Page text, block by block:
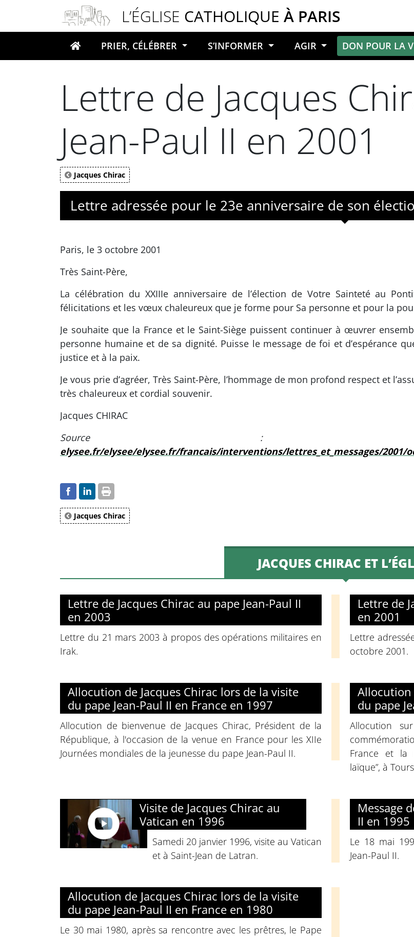
L’ÉGLISE CATHOLIQUE À PARIS
Votre recherche
PRIER, CÉLÉBRER S’INFORMER AGIR DON POUR LA
Lettre de Jacques
Jean-Paul II en 2001
Jacques Chirac
Lettre adressée pour le 23e anniversaire de son
Paris, le 3 octobre 2001
Très Saint-Père,
La célébration du XXIIIe anniversaire de l’élection de Votre Sainteté au
félicitations et les vœux chaleureux que je forme pour Sa personne et pour la
Je souhaite que la France et le Saint-Siège puissent continuer à œuvrer
personne humaine et de sa dignité. Puisse le message de foi et d’espérance
justice et à la paix.
Je vous prie d’agréer, Très Saint-Père, l’hommage de mon profond respect et
très chaleureux et cordial souvenir.
Jacques CHIRAC
Source
elysee.fr/elysee/elysee.fr/francais/interventions/lettres_et_messages/2001/
Jacques Chirac
JACQUES CHIRAC ET
Lettre de Jacques Chirac au pape Jean-Paul II
en 2003
Lettre du 21 mars 2003 à propos des opérations militaires en
Irak.
Lettre de
en 2001
Lettre
octobre 2001.
Allocution de Jacques Chirac lors de la visite
du pape Jean-Paul II en France en 1997
Allocution de bienvenue de Jacques Chirac, Président de la
République, à l'occasion de la venue en France pour les XIIe
Journées mondiales de la jeunesse du pape Jean-Paul II.
Allocution
du pape
Allocution
France et la
laïque”, à
Visite de Jacques Chirac au
Vatican en 1996
Samedi 20 janvier 1996, visite au Vatican
et à Saint-Jean de Latran.
Message
II en 1995
Le 18 mai
Jean-Paul II.
Allocution de Jacques Chirac lors de la visite
du pape Jean-Paul II en France en 1980
Le 30 mai 1980, après sa rencontre avec les prêtres, le Pape
Panneau de gestion des cookies